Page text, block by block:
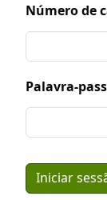
Número de
Palavra-